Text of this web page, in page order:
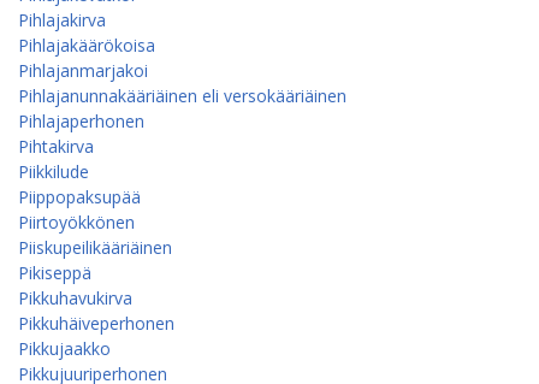
Pihlajakirva
Pihlajakäärökoisa
Pihlajanmarjakoi
Pihlajanunnakääriäinen eli versokääriäinen
Pihlajaperhonen
Pihtakirva
Piikkilude
Piippopaksupää
Piirtoyökkönen
Piiskupeilikääriäinen
Pikiseppä
Pikkuhavukirva
Pikkuhäiveperhonen
Pikkujaakko
Pikkujuuriperhonen